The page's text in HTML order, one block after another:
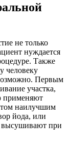
не только
нуждается
Также
человеку
Первым
участка,
применяют
наилучшим
йода, или
высушивают при